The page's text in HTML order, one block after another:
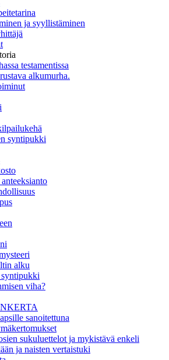
ja syyllistäminen
testamentissa
alkumurha.
syntipukki
alku
viha?
sanoitettuna
sukuluettelot ja mykistävä enkeli
ja naisten vertaistuki